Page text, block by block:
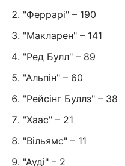
"Феррарі" – 190
"Макларен" – 141
"Ред Булл" – 89
"Альпін" – 60
"Рейсінг Буллз" – 38
"Хаас" – 21
"Вільямс" – 11
"Ауді" – 2